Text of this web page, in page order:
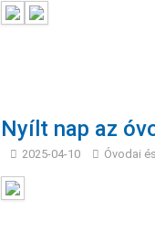
Nyílt nap az
2025-04-10 Óvodai